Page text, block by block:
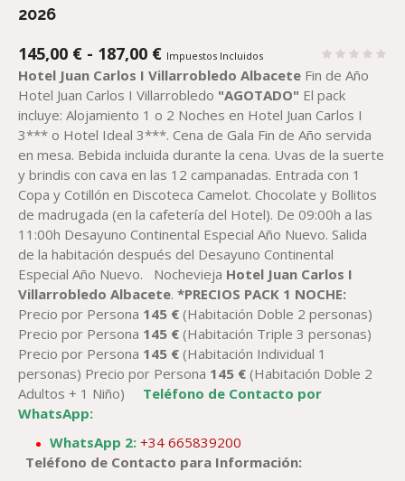
2026
145,00 € - 187,00 €RANGO
DE
PRECIOS:
DESDE
145,00 €
HASTA
187,00 €
Impuestos Incluidos
Hotel Juan Carlos I Villarrobledo Albacete Fin de Año
Hotel Juan Carlos I Villarrobledo "AGOTADO" El pack
incluye: Alojamiento 1 o 2 Noches en Hotel Juan Carlos I
3*** o Hotel Ideal 3***. Cena de Gala Fin de Año servida
en mesa. Bebida incluida durante la cena. Uvas de la suerte
y brindis con cava en las 12 campanadas. Entrada con 1
Copa y Cotillón en Discoteca Camelot. Chocolate y Bollitos
de madrugada (en la cafetería del Hotel). De 09:00h a las
11:00h Desayuno Continental Especial Año Nuevo. Salida
de la habitación después del Desayuno Continental
Especial Año Nuevo. Nochevieja Hotel Juan Carlos I
Villarrobledo Albacete.*PRECIOS PACK 1 NOCHE:
Precio por Persona 145 € (Habitación Doble 2 personas)
Precio por Persona 145 € (Habitación Triple 3 personas)
Precio por Persona 145 € (Habitación Individual 1
personas) Precio por Persona 145 € (Habitación Doble 2
Adultos + 1 Niño) Teléfono de Contacto por
WhatsApp:
WhatsApp 2: +34 665839200
Teléfono de Contacto para Información: